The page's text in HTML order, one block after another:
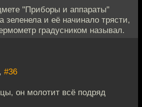
"Приборы и аппараты"
зеленела и её начинало трясти,
градусником называл.
#36
он молотит всё подряд